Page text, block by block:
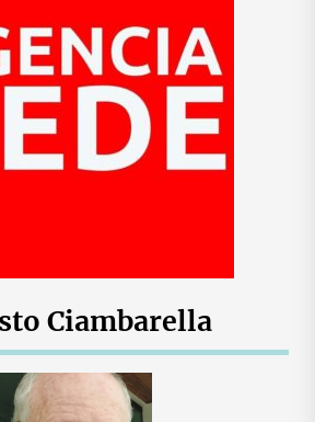
Ciambarella